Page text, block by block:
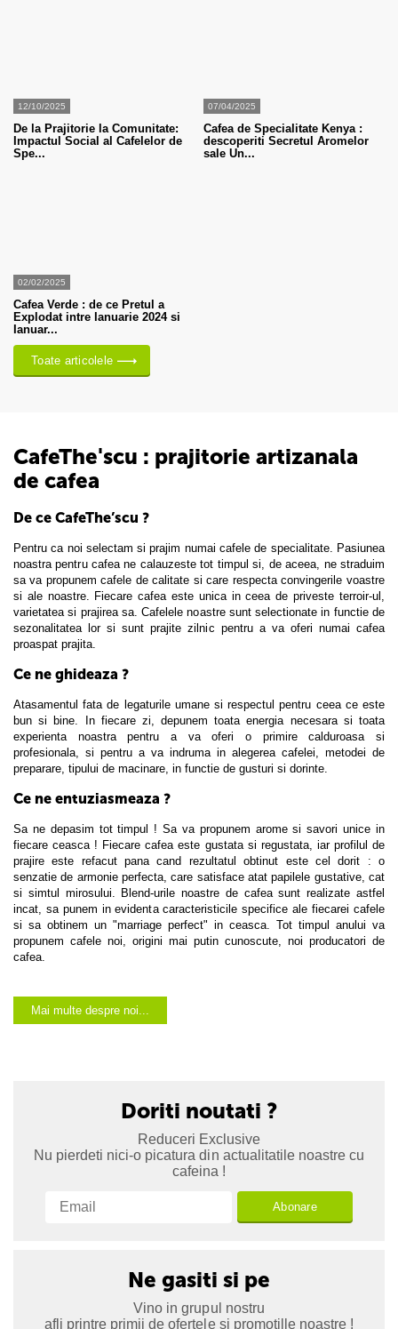
12/10/2025
De la Prajitorie la Comunitate:
Impactul Social al Cafelelor de
Spe...
07/04/2025
Cafea de Specialitate Kenya :
descoperiti Secretul Aromelor
sale Un...
02/02/2025
Cafea Verde : de ce Pretul a
Explodat intre Ianuarie 2024 si
Ianuar...
Toate articolele
CafeThe'scu : prajitorie artizanala
de cafea
De ce CafeThe’scu ?
Pentru ca noi selectam si prajim numai cafele de specialitate. Pasiunea
noastra pentru cafea ne calauzeste tot timpul si, de aceea, ne straduim
sa va propunem cafele de calitate si care respecta convingerile voastre
si ale noastre. Fiecare cafea este unica in ceea de priveste terroir-ul,
varietatea si prajirea sa. Cafelele noastre sunt selectionate in functie de
sezonalitatea lor si sunt prajite zilnic pentru a va oferi numai cafea
proaspat prajita.
Ce ne ghideaza ?
Atasamentul fata de legaturile umane si respectul pentru ceea ce este
bun si bine. In fiecare zi, depunem toata energia necesara si toata
experienta noastra pentru a va oferi o primire calduroasa si
profesionala, si pentru a va indruma in alegerea cafelei, metodei de
preparare, tipului de macinare, in functie de gusturi si dorinte.
Ce ne entuziasmeaza ?
Sa ne depasim tot timpul ! Sa va propunem arome si savori unice in
fiecare ceasca ! Fiecare cafea este gustata si regustata, iar profilul de
prajire este refacut pana cand rezultatul obtinut este cel dorit : o
senzatie de armonie perfecta, care satisface atat papilele gustative, cat
si simtul mirosului. Blend-urile noastre de cafea sunt realizate astfel
incat, sa punem in evidenta caracteristicile specifice ale fiecarei cafele
si sa obtinem un "marriage perfect" in ceasca. Tot timpul anului va
propunem cafele noi, origini mai putin cunoscute, noi producatori de
cafea.
Mai multe despre noi...
Doriti noutati ?
Reduceri Exclusive
Nu pierdeti nici-o picatura din actualitatile noastre cu
cafeina !
Abonare
Ne gasiti si pe
Vino in grupul nostru
afli printre primii de ofertele si promotille noastre !